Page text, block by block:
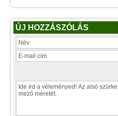
ÚJ HOZZÁSZÓLÁS